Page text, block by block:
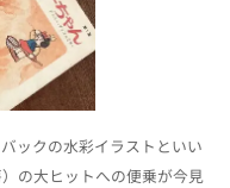
ックの水彩イラストといい
の大ヒットへの便乗が今見